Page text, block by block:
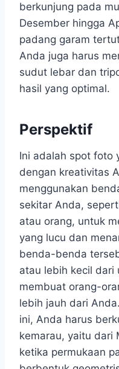
berkunjung pada
Desember hingga
padang garam
Anda juga harus
sudut lebar dan
hasil yang optimal.
Perspektif
Ini adalah spot foto
dengan kreativitas
menggunakan
sekitar Anda,
atau orang, untuk
yang lucu dan
benda-benda
atau lebih kecil dari
membuat orang-
lebih jauh dari
ini, Anda harus
kemarau, yaitu dari
ketika permukaan